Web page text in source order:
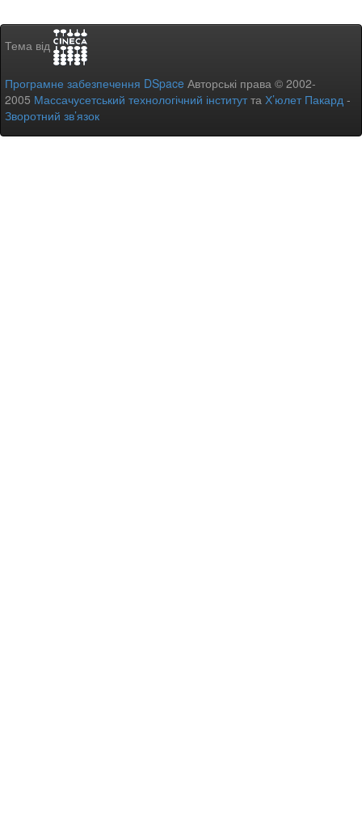
Тема від
Програмне забезпечення DSpace Авторські права © 2002-
2005 Массачусетський технологічний інститутта Х’юлет Пакард -
Зворотний зв’язок